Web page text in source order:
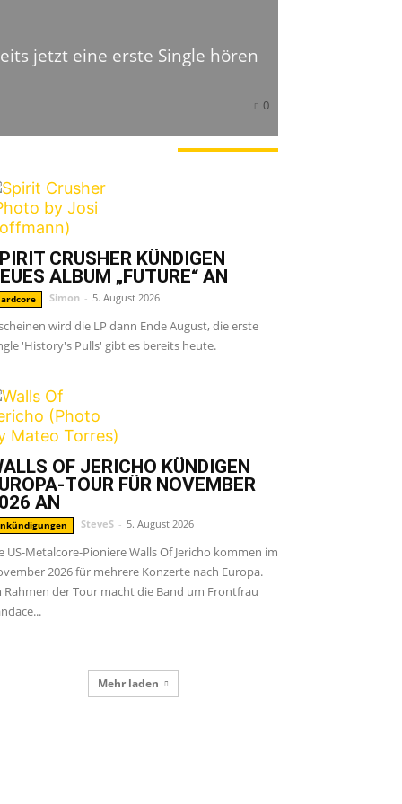
jetzt eine erste Single hören
0
CRUSHER KÜNDIGEN
ALBUM „FUTURE“ AN
Simon - 5. August 2026
wird die LP dann Ende August, die erste
'History's Pulls' gibt es bereits heute.
OF JERICHO KÜNDIGEN
TOUR FÜR NOVEMBER
AN
SteveS - 5. August 2026
US-Metalcore-Pioniere Walls Of Jericho kommen im
2026 für mehrere Konzerte nach Europa.
Rahmen der Tour macht die Band um Frontfrau
Mehr laden